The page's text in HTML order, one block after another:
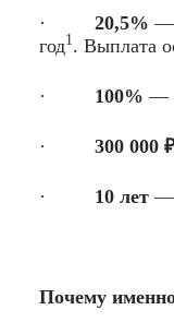
· 20,5%—
год1. Выплата
· 100%—
· 300 000 ₽
· 10 лет—
Почему